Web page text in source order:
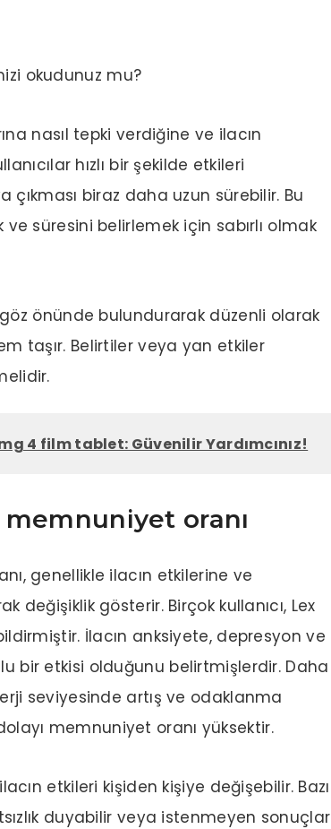
okudunuz mu?
nasıl tepki verdiğine ve ilacın
hızlı bir şekilde etkileri
biraz daha uzun sürebilir. Bu
süresini belirlemek için sabırlı olmak
önünde bulundurarak düzenli olarak
taşır. Belirtiler veya yan etkiler
mg 4 film tablet: Güvenilir Yardımcınız!
memnuniyet oranı
genellikle ilacın etkilerine ve
değişiklik gösterir. Birçok kullanıcı, Lex
İlacın anksiyete, depresyon ve
bir etkisi olduğunu belirtmişlerdir. Daha
seviyesinde artış ve odaklanma
memnuniyet oranı yüksektir.
etkileri kişiden kişiye değişebilir. Bazı
duyabilir veya istenmeyen sonuçlar